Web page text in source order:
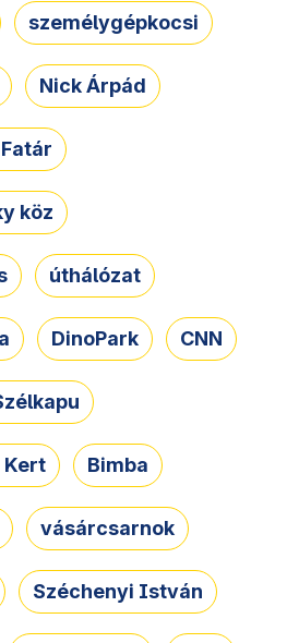
személygépkocsi
Nick Árpád
Fatár
köz
úthálózat
DinoPark CNN
Kert Bimba
vásárcsarnok
Széchenyi István